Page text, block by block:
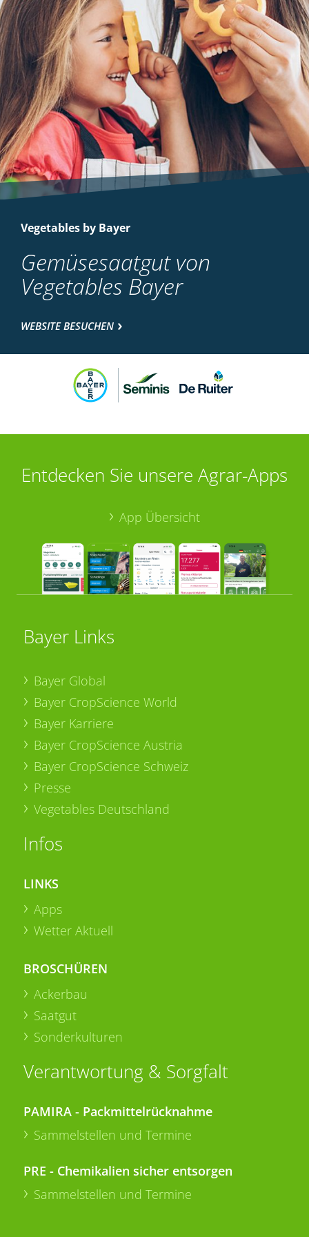
Vegetables by Bayer
Gemüsesaatgut von
Vegetables Bayer
WEBSITE BESUCHEN
Entdecken Sie unsere Agrar-Apps
App Übersicht
Bayer Links
Bayer Global
Bayer CropScience World
Bayer Karriere
Bayer CropScience Austria
Bayer CropScience Schweiz
Presse
Vegetables Deutschland
Infos
LINKS
Apps
Wetter Aktuell
BROSCHÜREN
Ackerbau
Saatgut
Sonderkulturen
Verantwortung & Sorgfalt
PAMIRA - Packmittelrücknahme
Sammelstellen und Termine
PRE - Chemikalien sicher entsorgen
Sammelstellen und Termine